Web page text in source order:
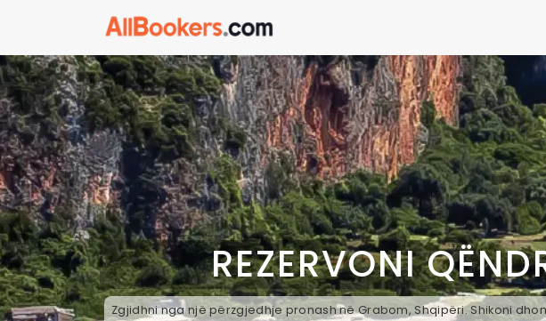
REZERVONI
Zgjidhni nga një përzgjedhje pronash në Grabom, Shqipëri. Shikoni